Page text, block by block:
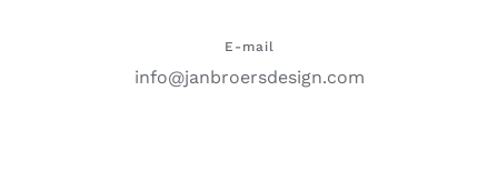
E-mail
info@janbroersdesign.com